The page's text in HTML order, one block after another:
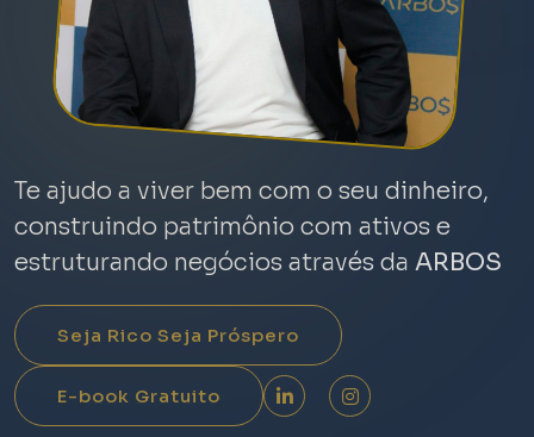
Te ajudo a viver bem com o seu dinheiro,
construindo patrimônio com ativos e
estruturando negócios através da ARBOS
Seja Rico Seja Próspero
E-book Gratuito LinkedInInstagram